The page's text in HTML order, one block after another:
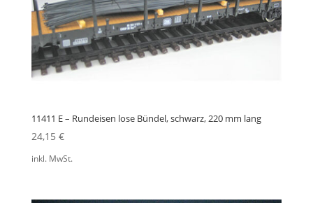
11411 E – Rundeisen lose Bündel, schwarz, 220 mm lang
24,15 €
inkl. MwSt.